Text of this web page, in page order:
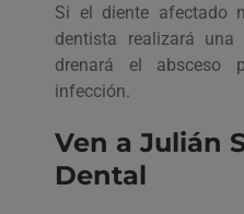
Si el diente afectado
dentista realizará
drenará el absceso
infección.
Ven a Julián
Dental